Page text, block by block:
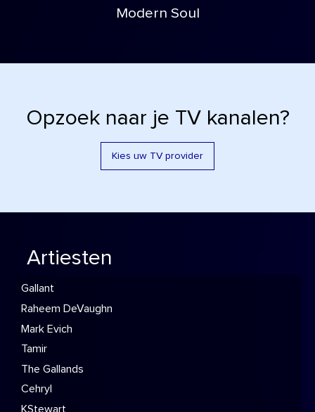
Modern Soul
Opzoek naar je TV kanalen?
Kies uw TV provider
Artiesten
Gallant
Raheem DeVaughn
Mark Evich
Tamir
The Gallands
Cehryl
KStewart